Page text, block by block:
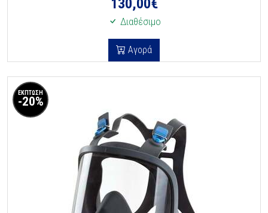
130,00€
Διαθέσιμο
Αγορά
ΕΚΠΤΩΣΗ
-20%